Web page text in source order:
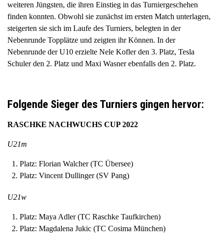
weiteren Jüngsten, die ihren Einstieg in das Turniergeschehen
finden konnten. Obwohl sie zunächst im ersten Match unterlagen,
steigerten sie sich im Laufe des Turniers, belegten in der
Nebenrunde Topplätze und zeigten ihr Können. In der
Nebenrunde der U10 erzielte Nele Kofler den 3. Platz, Tesla
Schuler den 2. Platz und Maxi Wasner ebenfalls den 2. Platz.
Folgende Sieger des Turniers gingen hervor:
RASCHKE NACHWUCHS CUP 2022
U21m
Platz: Florian Walcher (TC Übersee)
Platz: Vincent Dullinger (SV Pang)
U21w
Platz: Maya Adler (TC Raschke Taufkirchen)
Platz: Magdalena Jukic (TC Cosima München)